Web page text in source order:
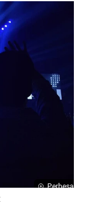
Perbesar